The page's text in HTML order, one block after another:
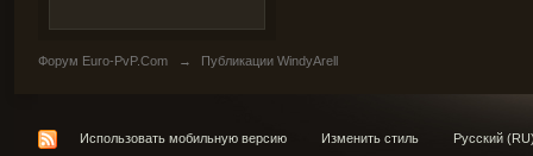
Форум Euro-PvP.Com → Публикации WindyArell
Использовать мобильную версию Изменить стиль Русский